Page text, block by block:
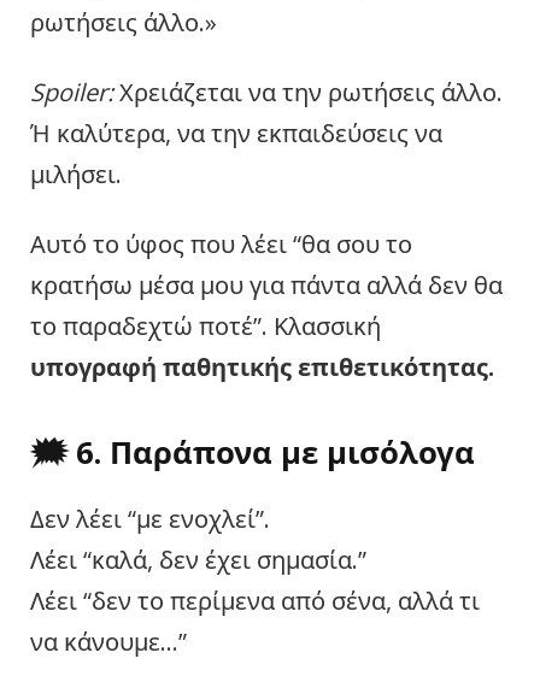
ρωτήσεις άλλο.»
Spoiler:Χρειάζεται να την ρωτήσεις άλλο.
Ή καλύτερα, να την εκπαιδεύσεις να
μιλήσει.
Αυτό το ύφος που λέει “θα σου το
κρατήσω μέσα μου για πάντα αλλά δεν θα
το παραδεχτώ ποτέ”. Κλασσική
υπογραφή παθητικής επιθετικότητας.
🗯️ 6. Παράπονα με μισόλογα
Δεν λέει “με ενοχλεί”.
Λέει “καλά, δεν έχει σημασία.”
Λέει “δεν το περίμενα από σένα, αλλά τι
να κάνουμε…”